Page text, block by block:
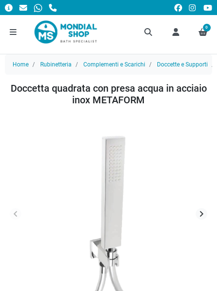
0
Home Rubinetteria Complementi e Scarichi Doccette e Supporti
Doccetta quadrata con presa acqua in acciaio
inox METAFORM
Precedente
keyboard_arrow_left keyboard_arrow_right